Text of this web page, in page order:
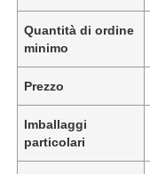
Quantità di ordine
minimo
Prezzo
Imballaggi
particolari